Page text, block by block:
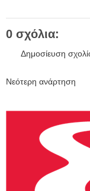
0 σχόλια:
Δημοσίευση
Νεότερη ανάρτηση